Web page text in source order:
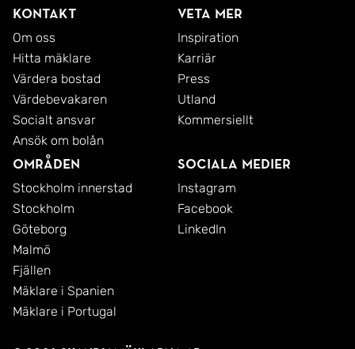
Kontakt
Om oss
Hitta mäklare
Värdera bostad
Värdebevakaren
Socialt ansvar
Ansök om bolån
Veta mer
Inspiration
Karriär
Press
Utland
Kommersiellt
Områden
Stockholm innerstad
Stockholm
Göteborg
Malmö
Fjällen
Mäklare i Spanien
Mäklare i Portugal
Sociala medier
Instagram
Facebook
LinkedIn